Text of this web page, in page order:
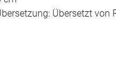
Übersetzt von